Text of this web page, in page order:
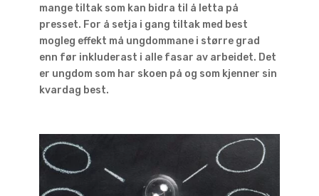
mange tiltak som kan bidra til å letta på
presset. For å setja i gang tiltak med best
mogleg effekt må ungdommane i større grad
enn før inkluderast i alle fasar av arbeidet. Det
er ungdom som har skoen på og som kjenner sin
kvardag best.